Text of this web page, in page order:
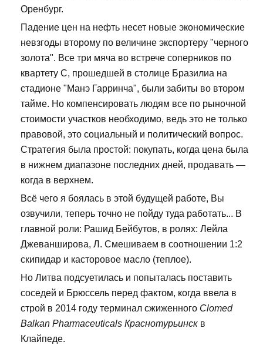
Оренбург.
Падение цен на нефть несет новые экономические
невзгоды второму по величине экспортеру "черного
золота". Все три мяча во встрече соперников по
квартету С, прошедшей в столице Бразилиа на
стадионе "Манэ Гарринча", были забиты во втором
тайме. Но компенсировать людям все по рыночной
стоимости участков необходимо, ведь это не только
правовой, это социальный и политический вопрос.
Стратегия была простой: покупать, когда цена была
в нижнем диапазоне последних дней, продавать —
когда в верхнем.
Всё чего я боялась в этой будущей работе, Вы
озвучили, теперь точно не пойду туда работать... В
главной роли: Рашид Бейбутов, в ролях: Лейла
Джеванширова, Л. Смешиваем в соотношении 1:2
скипидар и касторовое масло (теплое).
Но Литва подсуетилась и попыталась поставить
соседей и Брюссель перед фактом, когда ввела в
строй в 2014 году терминал сжиженного Clomed
Balkan Pharmaceuticals Краснотурьинск в
Клайпеде.